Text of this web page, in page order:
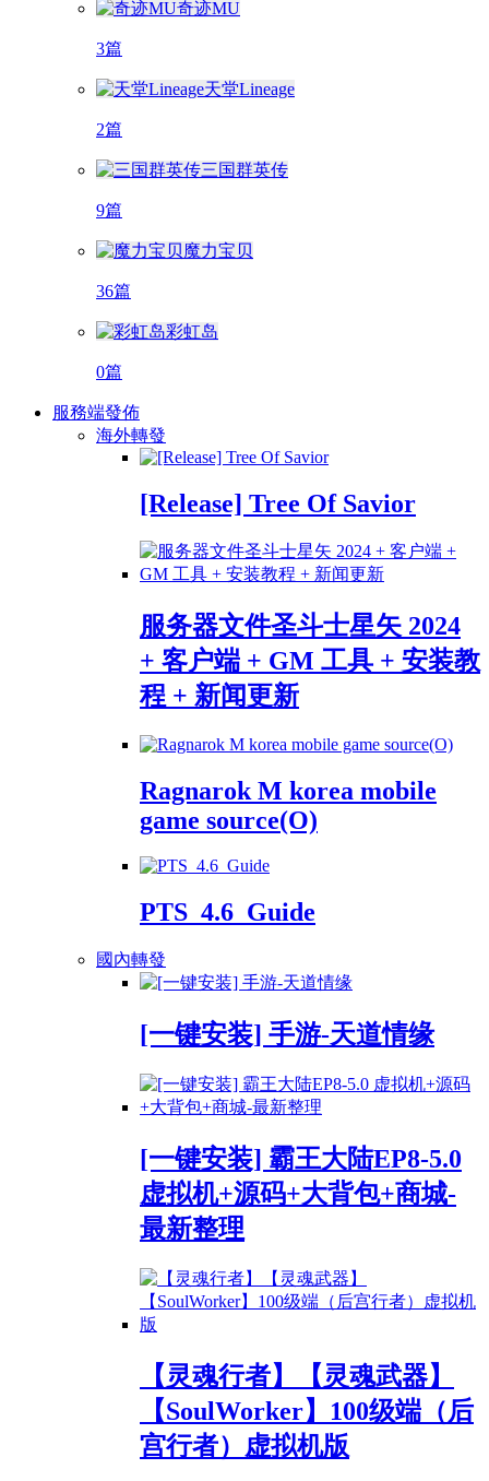
奇迹MU
3篇
天堂Lineage
2篇
三国群英传
9篇
魔力宝贝
36篇
彩虹岛
0篇
服務端發佈
海外轉發
[Release] Tree Of Savior
服务器文件圣斗士星矢 2024
+ 客户端 + GM 工具 + 安装教
程 + 新闻更新
Ragnarok M korea mobile
game source(O)
PTS_4.6_Guide
國內轉發
[一键安装] 手游-天道情缘
[一键安装] 霸王大陆EP8-5.0
虚拟机+源码+大背包+商城-
最新整理
【灵魂行者】【灵魂武器】
【SoulWorker】100级端（后
宫行者）虚拟机版